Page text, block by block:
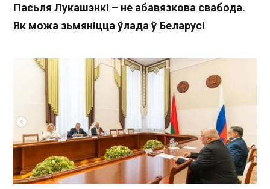
Пасьля Лукашэнкі – не абавязкова свабода.
Як можа зьмяніцца ўлада ў Беларусі